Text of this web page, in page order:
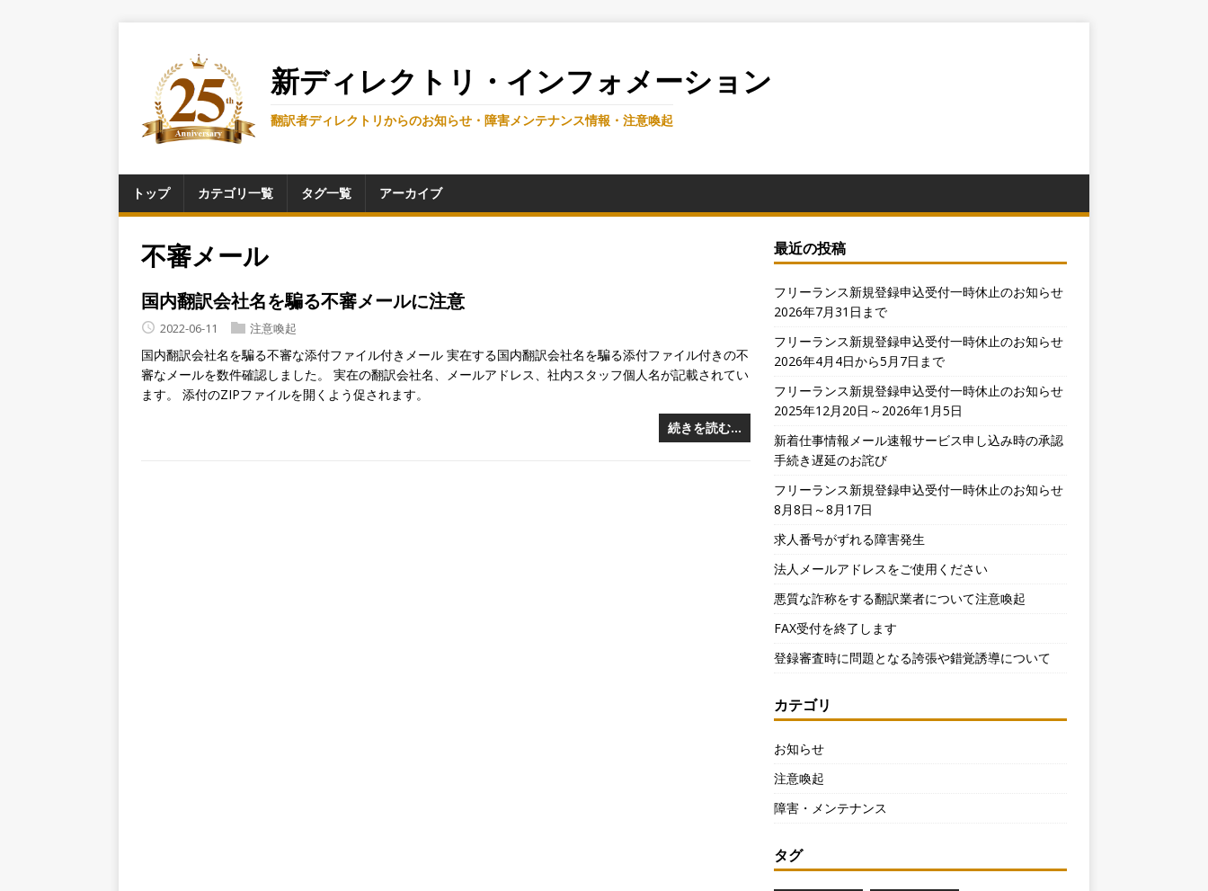
新ディレクトリ・インフォメーション
翻訳者ディレクトリからのお知らせ・障害メンテナンス情報・注意喚起
トップ カテゴリ一覧 タグ一覧 アーカイブ
不審メール
国内翻訳会社名を騙る不審メールに注意
2022-06-11 注意喚起
国内翻訳会社名を騙る不審な添付ファイル付きメール 実在する国内翻訳会社名を騙る添付ファイル付きの不
審なメールを数件確認しました。 実在の翻訳会社名、メールアドレス、社内スタッフ個人名が記載されてい
ます。 添付のZIPファイルを開くよう促されます。
続きを読む…
最近の投稿
フリーランス新規登録申込受付一時休止のお知らせ
2026年7月31日まで
フリーランス新規登録申込受付一時休止のお知らせ
2026年4月4日から5月7日まで
フリーランス新規登録申込受付一時休止のお知らせ
2025年12月20日～2026年1月5日
新着仕事情報メール速報サービス申し込み時の承認
手続き遅延のお詫び
フリーランス新規登録申込受付一時休止のお知らせ
8月8日～8月17日
求人番号がずれる障害発生
法人メールアドレスをご使用ください
悪質な詐称をする翻訳業者について注意喚起
FAX受付を終了します
登録審査時に問題となる誇張や錯覚誘導について
カテゴリ
お知らせ
注意喚起
障害・メンテナンス
タグ